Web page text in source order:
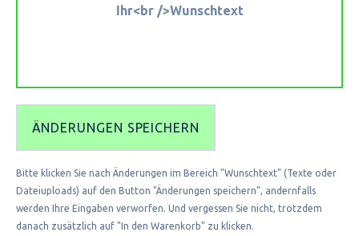
ÄNDERUNGEN SPEICHERN
Bitte klicken Sie nach Änderungen im Bereich "Wunschtext" (Texte oder
Dateiuploads) auf den Button "Änderungen speichern", andernfalls
werden Ihre Eingaben verworfen. Und vergessen Sie nicht, trotzdem
danach zusätzlich auf "In den Warenkorb" zu klicken.